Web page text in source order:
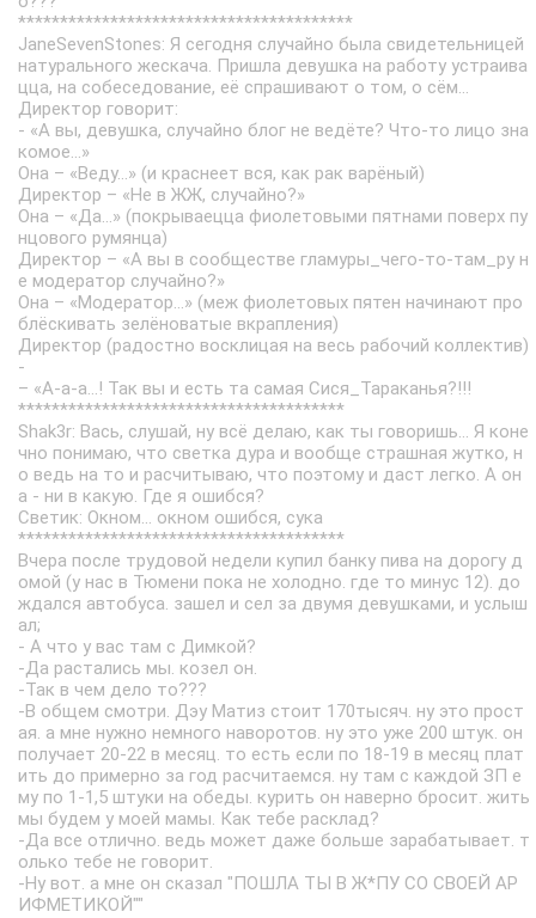
****************************************
JaneSevenStones: Я сегодня случайно была свидетельницей
натурального жескача. Пришла девушка на работу устраива
цца, на собеседование, её спрашивают о том, о сём…
Директор говорит:
- «А вы, девушка, случайно блог не ведёте? Что-то лицо зна
комое…»
Она – «Веду…» (и краснеет вся, как рак варёный)
Директор – «Не в ЖЖ, случайно?»
Она – «Да…» (покрываецца фиолетовыми пятнами поверх пу
нцового румянца)
Директор – «А вы в сообществе гламуры_чего-то-там_ру н
е модератор случайно?»
Она – «Модератор…» (меж фиолетовых пятен начинают про
блёскивать зелёноватые вкрапления)
Директор (радостно восклицая на весь рабочий коллектив)
-
– «А-а-а…! Так вы и есть та самая Сися_Тараканья?!!!
***************************************
Shak3r: Вась, слушай, ну всё делаю, как ты говоришь... Я коне
чно понимаю, что светка дура и вообще страшная жутко, н
о ведь на то и расчитываю, что поэтому и даст легко. А он
а - ни в какую. Где я ошибся?
Светик: Окном... окном ошибся, сука
***************************************
Вчера после трудовой недели купил банку пива на дорогу д
омой (у нас в Тюмени пока не холодно. где то минус 12). до
ждался автобуса. зашел и сел за двумя девушками, и услыш
ал;
- А что у вас там с Димкой?
-Да растались мы. козел он.
-Так в чем дело то???
-В общем смотри. Дэу Матиз стоит 170тысяч. ну это прост
ая. а мне нужно немного наворотов. ну это уже 200 штук. он
получает 20-22 в месяц. то есть если по 18-19 в месяц плат
ить до примерно за год расчитаемся. ну там с каждой ЗП е
му по 1-1,5 штуки на обеды. курить он наверно бросит. жить
мы будем у моей мамы. Как тебе расклад?
-Да все отлично. ведь может даже больше зарабатывает. т
олько тебе не говорит.
-Ну вот. а мне он сказал "ПОШЛА ТЫ В Ж*ПУ СО СВОЕЙ АР
ИФМЕТИКОЙ""